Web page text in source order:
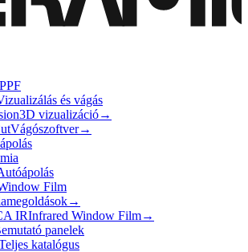
és vágás
3D vizualizáció→
Vágószoftver→
Film
→
IRInfrared Window Film→
panelek
katalógus